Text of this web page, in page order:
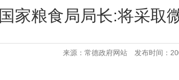
国家粮食局局长:将采取
来源：常德政府网站 发布时间：